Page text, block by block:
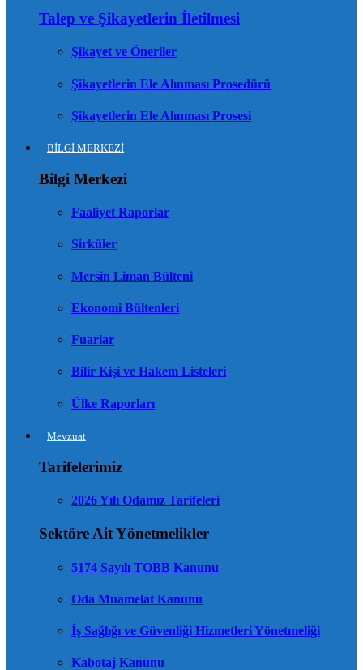
Talep ve Şikayetlerin İletilmesi
Şikayet ve Öneriler
Şikayetlerin Ele Alınması Prosedürü
Şikayetlerin Ele Alınması Prosesi
BİLGİ MERKEZİ
Bilgi Merkezi
Faaliyet Raporlar
Sirküler
Mersin Liman Bülteni
Ekonomi Bültenleri
Fuarlar
Bilir Kişi ve Hakem Listeleri
Ülke Raporları
Mevzuat
Tarifelerimiz
2026 Yılı Odamız Tarifeleri
Sektöre Ait Yönetmelikler
5174 Sayılı TOBB Kanunu
Oda Muamelat Kanunu
İş Sağlığı ve Güvenliği Hizmetleri Yönetmeliği
Kabotaj Kanunu